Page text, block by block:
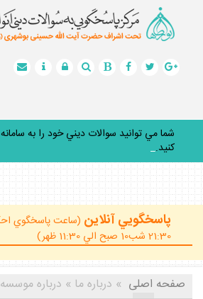
كنيد. _
پاسخگويي آنلاين
21:30 شب10 صبح الي 11:30 ظهر)
صفحه اصلی » درباره ما » درباره موسسه